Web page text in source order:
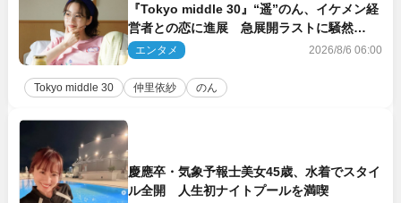
『Tokyo middle 30』“遥”のん、イケメン経
営者との恋に進展 急展開ラストに騒然
「え…いきなり」「嫌な予感」
エンタメ 2026/8/6 06:00
Tokyo middle 30 仲里依紗 のん
慶應卒・気象予報士美女45歳、水着でスタイ
ル全開 人生初ナイトプールを満喫